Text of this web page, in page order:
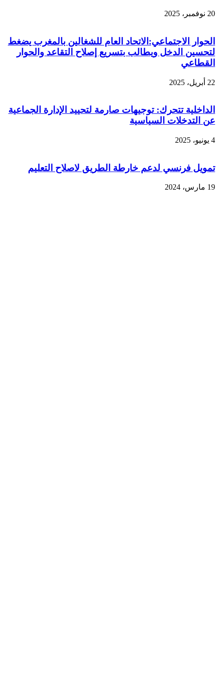
20 نوفمبر، 2025
الحوار الاجتماعي:الاتحاد العام للشغالين بالمغرب يضغط
لتحسين الدخل ويطالب بتسريع إصلاح التقاعد والحوار
القطاعي
22 أبريل، 2025
الداخلية تتحرك: توجيهات صارمة لتحييد الإدارة الجماعية
عن التدخلات السياسية
4 يونيو، 2025
تمويل فرنسي لدعم خارطة الطريق لاصلاح التعليم
19 مارس، 2024